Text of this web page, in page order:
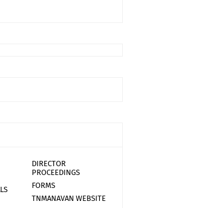
DIRECTOR
PROCEEDINGS
FORMS
TNMANAVAN WEBSITE